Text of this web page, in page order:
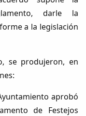
darle la
a la legislación
se produjeron, en
aprobó
de Festejos